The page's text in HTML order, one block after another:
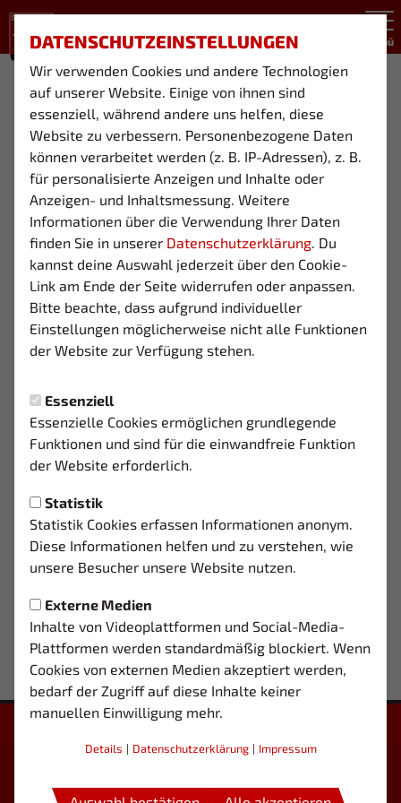
DATENSCHUTZEINSTELLUNGEN
Wir verwenden Cookies und andere Technologien
auf unserer Website. Einige von ihnen sind
essenziell, während andere uns helfen, diese
Website zu verbessern. Personenbezogene Daten
können verarbeitet werden (z. B. IP-Adressen), z. B.
für personalisierte Anzeigen und Inhalte oder
Anzeigen- und Inhaltsmessung. Weitere
Informationen über die Verwendung Ihrer Daten
finden Sie in unserer Datenschutzerklärung. Du
kannst deine Auswahl jederzeit über den Cookie-
Link am Ende der Seite widerrufen oder anpassen.
Bitte beachte, dass aufgrund individueller
Einstellungen möglicherweise nicht alle Funktionen
der Website zur Verfügung stehen.
Essenziell
Essenzielle Cookies ermöglichen grundlegende
Funktionen und sind für die einwandfreie Funktion
der Website erforderlich.
Statistik
Statistik Cookies erfassen Informationen anonym.
Diese Informationen helfen und zu verstehen, wie
unsere Besucher unsere Website nutzen.
Externe Medien
Inhalte von Videoplattformen und Social-Media-
Plattformen werden standardmäßig blockiert. Wenn
Cookies von externen Medien akzeptiert werden,
bedarf der Zugriff auf diese Inhalte keiner
manuellen Einwilligung mehr.
Details | Datenschutzerklärung | Impressum
Menü
U9 (JG. 2017)
Übersicht Funktionsteam
TRAININGSZEITEN
Sportplatz Carl-Russ-Straße
DO. 16:30 - 18:00 Uhr
Sportplatz Carl-Russ-Straße